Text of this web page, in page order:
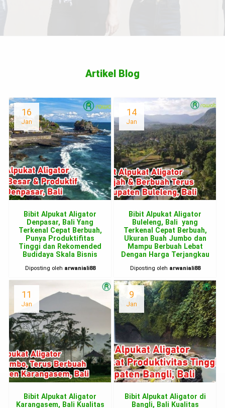
Artikel Blog
Bibit Alpukat Aligator
Denpasar, Bali Yang
Terkenal Cepat Berbuah,
Punya Produktifitas
Tinggi dan Rekomended
Budidaya Skala Bisnis
Diposting oleh arwaniali88
16
Jan
Bibit Alpukat Aligator
Buleleng, Bali yang
Terkenal Cepat Berbuah,
Ukuran Buah Jumbo dan
Mampu Berbuah Lebat
Dengan Harga Terjangkau
Diposting oleh arwaniali88
14
Jan
Bibit Alpukat Aligator
Karangasem, Bali Kualitas
11
Jan
Bibit Alpukat Aligator di
Bangli, Bali Kualitas
9
Jan